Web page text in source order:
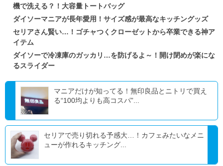
機で洗える？！大容量トートバッグ
ダイソーマニアが長年愛用！サイズ感が最高なキッチングッズ
セリアさん賢い…！ゴチャつくクローゼットから卒業できる神ア
イテム
ダイソーで冷凍庫のガッカリ…を防げるよ～！開け閉めが楽にな
るスライダー
マニアだけが知ってる！無印良品とニトリで買え
る“100均よりも高コスパ”...
セリアで売り切れる予感大…！カフェみたいなメニ
ューが作れるキッチング...